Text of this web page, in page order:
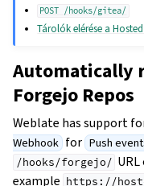
POST /hooks/gitea/
Tárolók elérése a
Automatically
Forgejo Repos
Weblate has support
Webhook for Push
/hooks/forgejo/
example https://